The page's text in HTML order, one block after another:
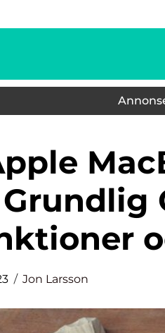
Grundlig
Jon Larsson